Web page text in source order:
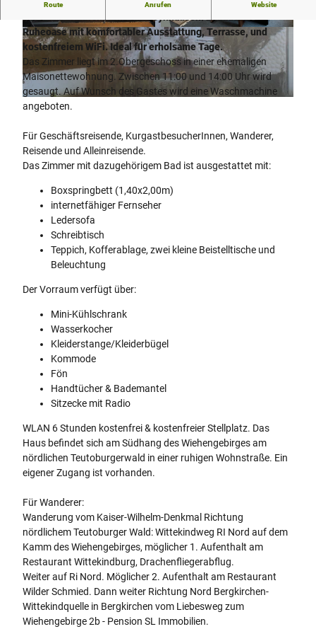
© Gästehaus SL Immobilien |
© Gästehaus SL Immobilien | CC-BY-NC-ND
W
o
h
n
b
e
c
.
Route Anrufen Website
Ruheoase mit komfortabler Ausstattung, Terrasse, und
kostenfreiem WiFi. Ideal für erholsame Tage.
Das Zimmer liegt im 2.Obergeschoss in einer ehemaligen
Maisonettewohnung. Zwischen 11:00 und 14:00 Uhr wird
gesaugt. Auf Wunsch des Gastes wird eine Waschmachine
angeboten.
Für Geschäftsreisende, KurgastbesucherInnen, Wanderer,
Reisende und Alleinreisende.
Das Zimmer mit dazugehörigem Bad ist ausgestattet mit:
Boxspringbett (1,40x2,00m)
internetfähiger Fernseher
Ledersofa
Schreibtisch
Teppich, Kofferablage, zwei kleine Beistelltische und
Beleuchtung
Der Vorraum verfügt über:
Mini-Kühlschrank
Wasserkocher
Kleiderstange/Kleiderbügel
Kommode
Fön
Handtücher & Bademantel
Sitzecke mit Radio
WLAN 6 Stunden kostenfrei & kostenfreier Stellplatz. Das
Haus befindet sich am Südhang des Wiehengebirges am
nördlichen Teutoburgerwald in einer ruhigen Wohnstraße. Ein
eigener Zugang ist vorhanden.
Für Wanderer:
Wanderung vom Kaiser-Wilhelm-Denkmal Richtung
nördlichem Teutoburger Wald: Wittekindweg RI Nord auf dem
Kamm des Wiehengebirges, möglicher 1. Aufenthalt am
Restaurant Wittekindburg, Drachenfliegerabflug.
Weiter auf Ri Nord. Möglicher 2. Aufenthalt am Restaurant
Wilder Schmied. Dann weiter Richtung Nord Bergkirchen-
Wittekindquelle in Bergkirchen vom Liebesweg zum
Wiehengebirge 2b - Pension SL Immobilien.